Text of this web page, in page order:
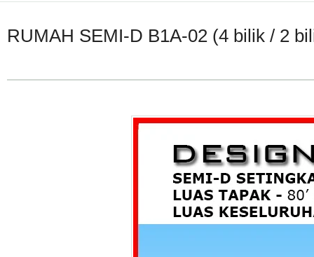
RUMAH SEMI-D B1A-02 (4 bilik / 2